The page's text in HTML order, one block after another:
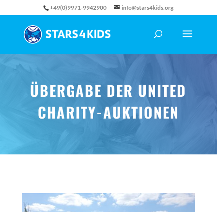
+49(0)9971-9942900 info@stars4kids.org
ÜBERGABE DER UNITED
CHARITY-AUKTIONEN